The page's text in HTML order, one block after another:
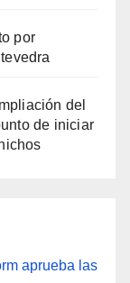
por
del
de iniciar
aprueba las